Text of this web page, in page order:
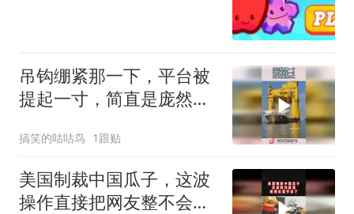
吊钩绷紧那一下，平台被
提起一寸，简直是庞然大
搞笑的咕咕鸟 1跟贴
美国制裁中国瓜子，这波
操作直接把网友整不会了